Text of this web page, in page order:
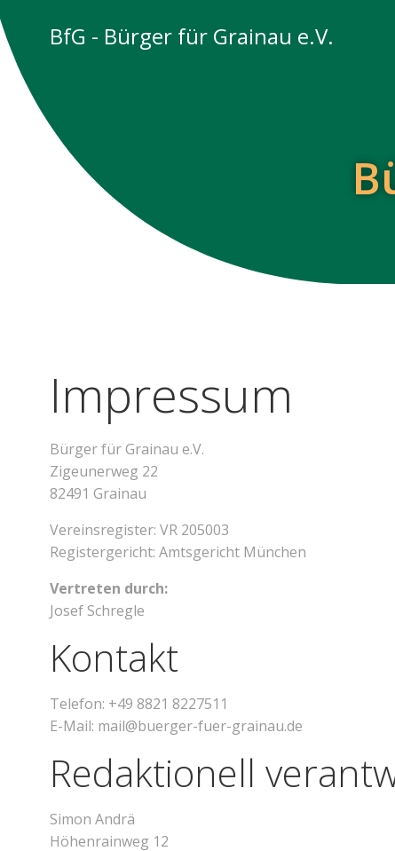
Inhalt
springen
BfG - Bürger für Grainau e.V.
Impressum
Bürger für Grainau e.V.
Zigeunerweg 22
82491 Grainau
Vereinsregister: VR 205003
Registergericht: Amtsgericht München
Vertreten durch:
Josef Schregle
Kontakt
Telefon: +49 8821 8227511
E-Mail: mail@buerger-fuer-grainau.de
Redaktionell
Simon Andrä
Höhenrainweg 12